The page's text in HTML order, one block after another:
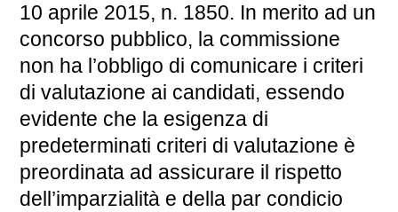
10 aprile 2015, n. 1850. In merito ad un
concorso pubblico, la commissione
non ha l’obbligo di comunicare i criteri
di valutazione ai candidati, essendo
evidente che la esigenza di
predeterminati criteri di valutazione è
preordinata ad assicurare il rispetto
dell’imparzialità e della par condicio